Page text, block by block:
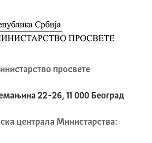
просвете
22-26, 11 000 Београд
централа Mинистарства: